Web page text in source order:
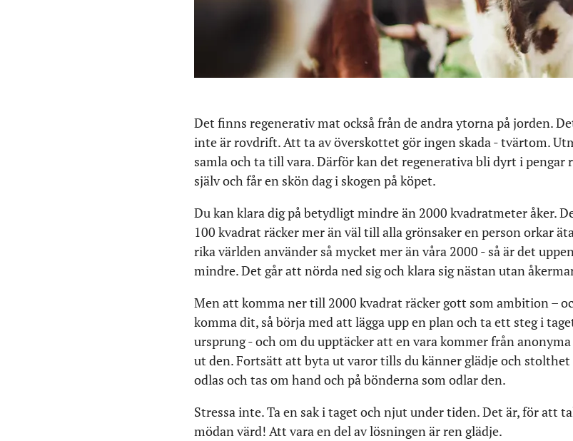
Det finns regenerativ mat också från de andra ytorna på jorden.
inte är rovdrift. Att ta av överskottet gör ingen skada - tvärtom.
samla och ta till vara. Därför kan det regenerativa bli dyrt i pengar
själv och får en skön dag i skogen på köpet.
Du kan klara dig på betydligt mindre än 2000 kvadratmeter åker.
100 kvadrat räcker mer än väl till alla grönsaker en person orkar
rika världen använder så mycket mer än våra 2000 - så är det
mindre. Det går att nörda ned sig och klara sig nästan utan
Men att komma ner till 2000 kvadrat räcker gott som ambition –
komma dit, så börja med att lägga upp en plan och ta ett steg i
ursprung - och om du upptäcker att en vara kommer från
ut den. Fortsätt att byta ut varor tills du känner glädje och
odlas och tas om hand och på bönderna som odlar den.
Stressa inte. Ta en sak i taget och njut under tiden. Det är, för att
mödan värd! Att vara en del av lösningen är ren glädje.